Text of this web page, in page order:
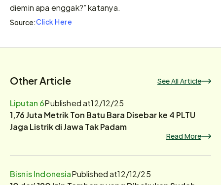
diemin apa enggak?” katanya.
Source:Click Here
Other Article See All Article
Liputan 6Published at12/12/25
1,76 Juta Metrik Ton Batu Bara Disebar ke 4 PLTU
Jaga Listrik di Jawa Tak Padam
Read More
Bisnis IndonesiaPublished at12/12/25